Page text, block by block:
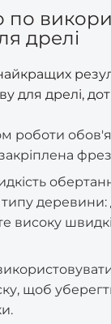
по
дрелі
для дрелі,
роботи
типу
високу
щоб